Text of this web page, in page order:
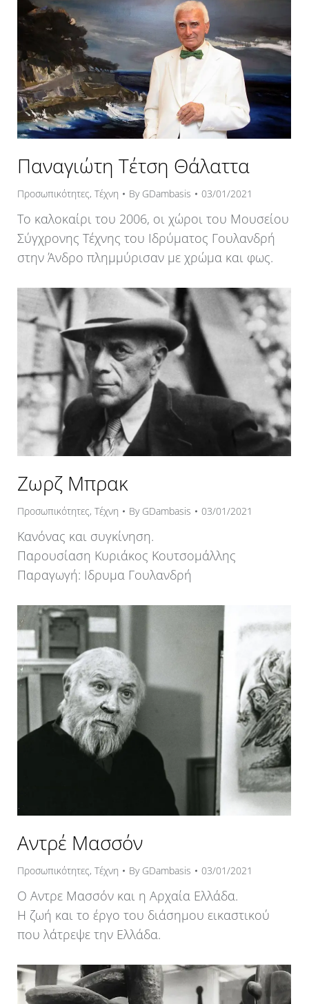
Παναγιώτη Τέτση Θάλαττα
Προσωπικότητες, Τέχνη By GDambasis 03/01/2021
Το καλοκαίρι του 2006, οι χώροι του Μουσείου
Σύγχρονης Τέχνης του Ιδρύματος Γουλανδρή
στην Άνδρο πλημμύρισαν με χρώμα και φως.
Ζωρζ Μπρακ
Προσωπικότητες, Τέχνη By GDambasis 03/01/2021
Κανόνας και συγκίνηση.
Παρουσίαση Κυριάκος Κουτσομάλλης
Παραγωγή: Ιδρυμα Γουλανδρή
Αντρέ Μασσόν
Προσωπικότητες, Τέχνη By GDambasis 03/01/2021
Ο Αντρε Μασσόν και η Αρχαία Ελλάδα.
Η ζωή και το έργο του διάσημου εικαστικού
που λάτρεψε την Ελλάδα.